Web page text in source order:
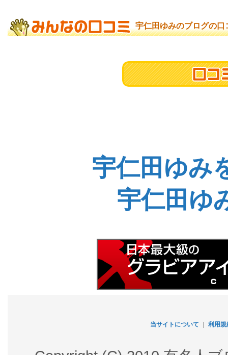
宇仁田ゆみのブログの口
宇仁田ゆみ
宇仁田ゆ
当サイトについて 利用規